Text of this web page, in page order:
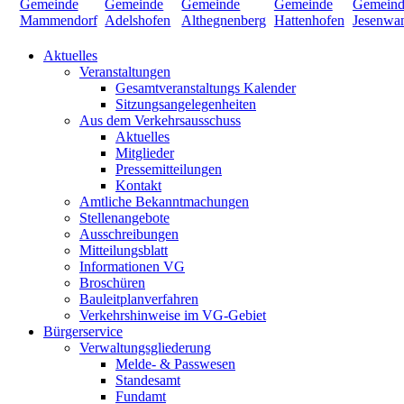
Aktuelles
Veranstaltungen
Gesamtveranstaltungs Kalender
Sitzungsangelegenheiten
Aus dem Verkehrsausschuss
Aktuelles
Mitglieder
Pressemitteilungen
Kontakt
Amtliche Bekanntmachungen
Stellenangebote
Ausschreibungen
Mitteilungsblatt
Informationen VG
Broschüren
Bauleitplanverfahren
Verkehrshinweise im VG-Gebiet
Bürgerservice
Verwaltungsgliederung
Melde- & Passwesen
Standesamt
Fundamt